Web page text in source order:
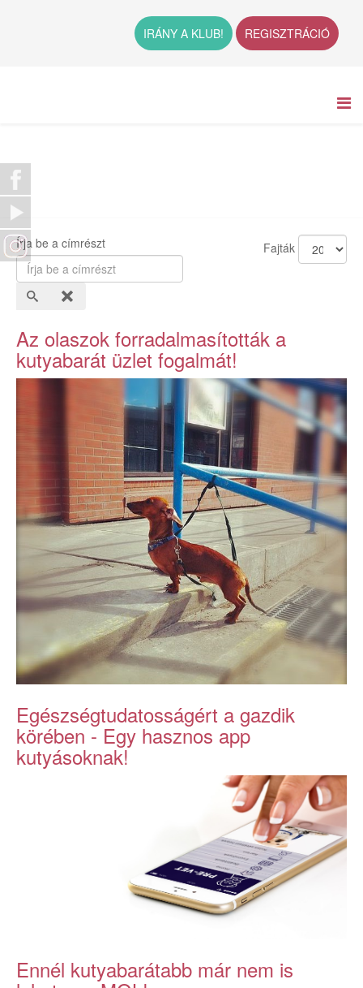
IRÁNY A KLUB! REGISZTRÁCIÓ
Írja be a címrészt Fajták
Az olaszok forradalmasították a
kutyabarát üzlet fogalmát!
Egészségtudatosságért a gazdik
körében - Egy hasznos app
kutyásoknak!
Ennél kutyabarátabb már nem is